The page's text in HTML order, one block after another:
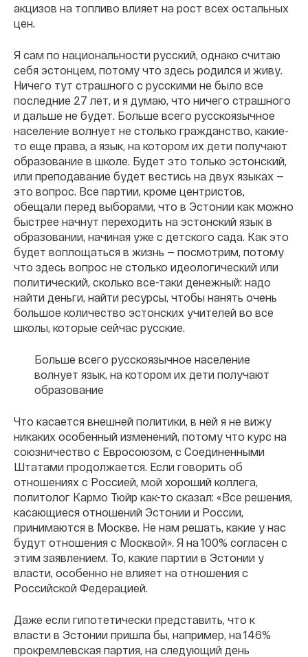
акцизов на топливо влияет на рост всех остальных
цен.
Я сам по национальности русский, однако считаю
себя эстонцем, потому что здесь родился и живу.
Ничего тут страшного с русскими не было все
последние 27 лет, и я думаю, что ничего страшного
и дальше не будет. Больше всего русскоязычное
население волнует не столько гражданство, какие-
то еще права, а язык, на котором их дети получают
образование в школе. Будет это только эстонский,
или преподавание будет вестись на двух языках —
это вопрос. Все партии, кроме центристов,
обещали перед выборами, что в Эстонии как можно
быстрее начнут переходить на эстонский язык в
образовании, начиная уже с детского сада. Как это
будет воплощаться в жизнь — посмотрим, потому
что здесь вопрос не столько идеологический или
политический, сколько все-таки денежный: надо
найти деньги, найти ресурсы, чтобы нанять очень
большое количество эстонских учителей во все
школы, которые сейчас русские.
Больше всего русскоязычное население
волнует язык, на котором их дети получают
образование
Что касается внешней политики, в ней я не вижу
никаких особенный изменений, потому что курс на
союзничество с Евросоюзом, с Соединенными
Штатами продолжается. Если говорить об
отношениях с Россией, мой хороший коллега,
политолог Кармо Тюйр как-то сказал: «Все решения,
касающиеся отношений Эстонии и России,
принимаются в Москве. Не нам решать, какие у нас
будут отношения с Москвой». Я на 100% согласен с
этим заявлением. То, какие партии в Эстонии у
власти, особенно не влияет на отношения с
Российской Федерацией.
Даже если гипотетически представить, что к
власти в Эстонии пришла бы, например, на 146%
прокремлевская партия, на следующий день